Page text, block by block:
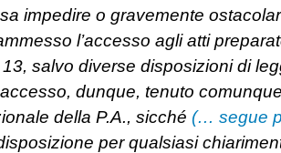
impedire o gravemente
l’accesso agli atti
salvo diverse disposizioni di
dunque, tenuto
della P.A., sicché (… segue
per qualsiasi